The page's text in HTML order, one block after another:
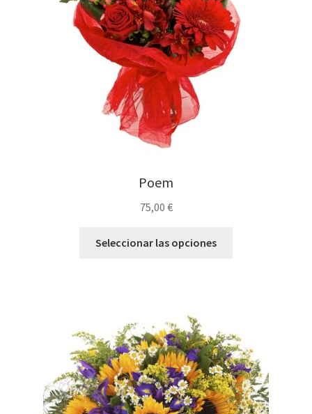
Poem
75,00 €
Seleccionar las opciones